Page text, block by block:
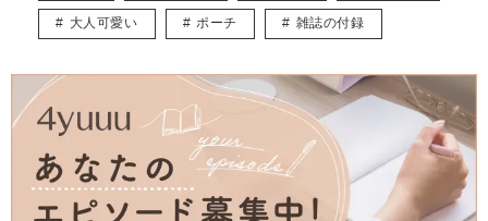
大人可愛い ポーチ 雑誌の付録